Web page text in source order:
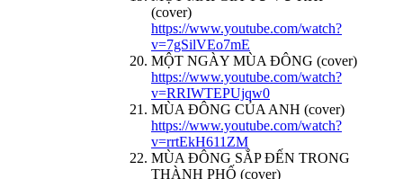
(cover)
https://www.youtube.com/watch?
v=7gSilVEo7mE
MỘT NGÀY MÙA ĐÔNG (cover)
https://www.youtube.com/watch?
v=RRIWTEPUjqw0
MÙA ĐÔNG CỦA ANH (cover)
https://www.youtube.com/watch?
v=rrtEkH611ZM
MÙA ĐÔNG SẮP ĐẾN TRONG
THÀNH PHỐ (cover)